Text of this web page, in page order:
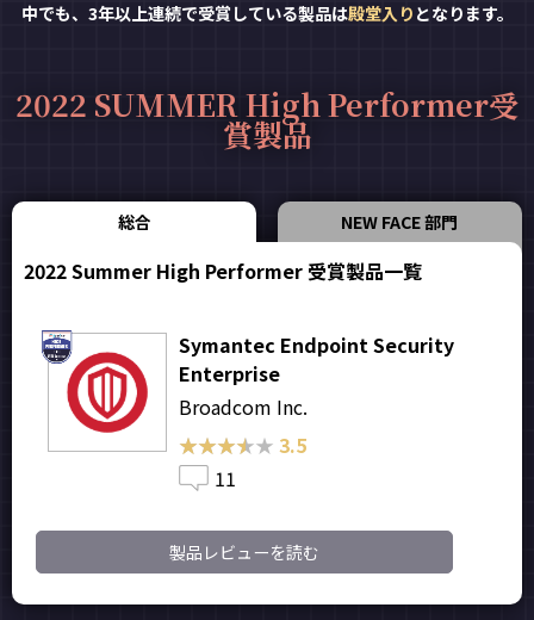
中でも、3年以上連続で受賞している製品は殿堂入り となります。
2022 SUMMER High Performer受
賞製品
総合 NEW FACE 部門
2022 Summer High Performer 受賞製品一覧
Symantec Endpoint Security
Enterprise
Broadcom Inc.
★★★★★
★★★★★ 3.5
11
製品レビューを読む